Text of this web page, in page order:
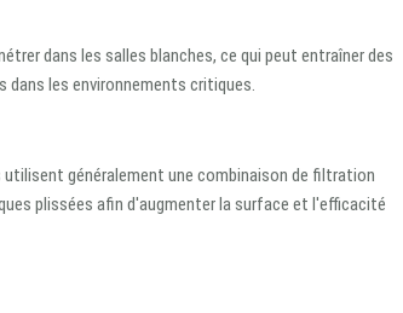
dans les salles blanches, ce qui peut entraîner des
dans les environnements critiques.
généralement une combinaison de filtration
plissées afin d'augmenter la surface et l'efficacité